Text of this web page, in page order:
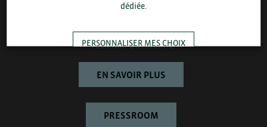
Bretagne Commerce International est une association de plus
de Bretagne et la CCI Bretagne s’appuient pour développer
l’économie bretonne.
EN SAVOIR PLUS
PRESSROOM
dédiée.
PERSONNALISER MES CHOIX
TOUT ACCEPTER